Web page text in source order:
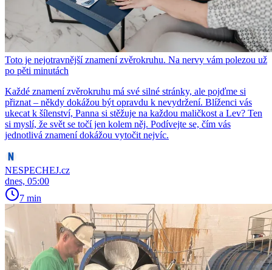
Toto je nejotravnější znamení zvěrokruhu. Na nervy vám polezou už
po pěti minutách
Každé znamení zvěrokruhu má své silné stránky, ale pojďme si
přiznat – někdy dokážou být opravdu k nevydržení. Blíženci vás
ukecat k šílenství, Panna si stěžuje na každou maličkost a Lev? Ten
si myslí, že svět se točí jen kolem něj. Podívejte se, čím vás
jednotlivá znamení dokážou vytočit nejvíc.
NESPECHEJ.cz
dnes, 05:00
7 min